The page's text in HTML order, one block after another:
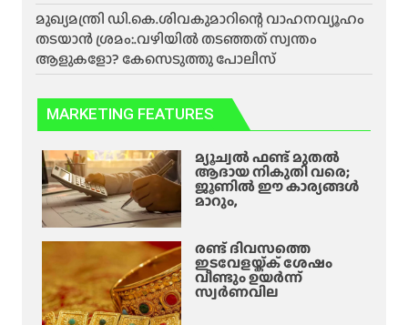
മുഖ്യമന്ത്രി ഡി.കെ.ശിവകുമാറിന്റെ വാഹനവ്യൂഹം
തടയാൻ ശ്രമം:.വഴിയിൽ തടഞ്ഞത് സ്വന്തം
ആളുകളോ? കേസെടുത്തു പോലീസ്
MARKETING FEATURES
മ്യൂച്വൽ ഫണ്ട് മുതൽ
ആദായ നികുതി വരെ;
ജൂണിൽ ഈ കാര്യങ്ങൾ
മാറും,
രണ്ട് ദിവസത്തെ
ഇടവേളയ്ക്ക് ശേഷം
വീണ്ടും ഉയർന്ന്
സ്വർണവില